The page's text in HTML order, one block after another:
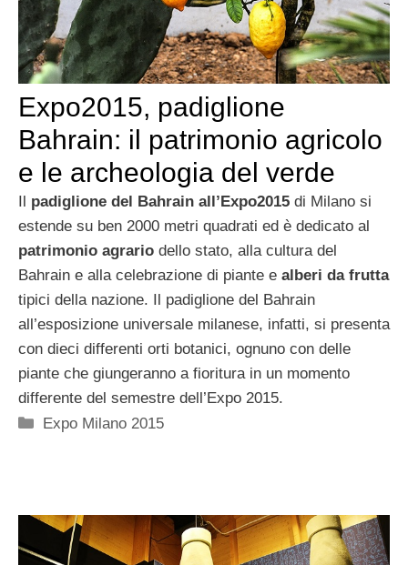
Expo2015, padiglione
Bahrain: il patrimonio agricolo
e le archeologia del verde
padiglione del Bahrain all’Expo2015 di Milano si
estende su ben 2000 metri quadrati ed è dedicato al
patrimonio agrario dello stato, alla cultura del
Bahrain e alla celebrazione di piante e alberi da frutta
tipici della nazione. Il padiglione del Bahrain
all’esposizione universale milanese, infatti, si presenta
con dieci differenti orti botanici, ognuno con delle
piante che giungeranno a fioritura in un momento
differente del semestre dell’Expo 2015.
Categorie
Expo Milano 2015